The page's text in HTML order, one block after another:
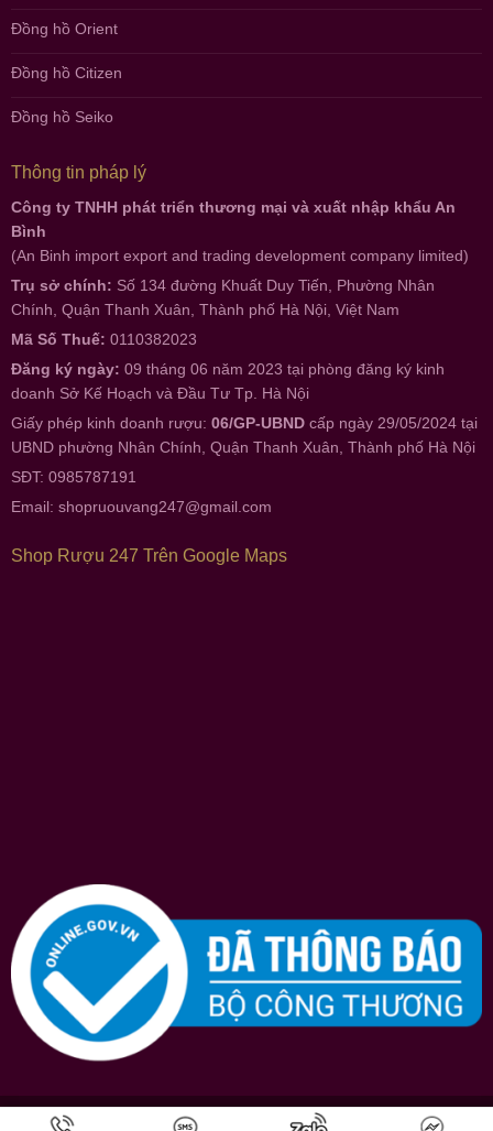
Đồng hồ Orient
Đồng hồ Citizen
Đồng hồ Seiko
Thông tin pháp lý
Công ty TNHH phát triển thương mại và xuất nhập khẩu An
Bình
(An Binh import export and trading development company limited)
Trụ sở chính: Số 134 đường Khuất Duy Tiến, Phường Nhân
Chính, Quận Thanh Xuân, Thành phố Hà Nội, Việt Nam
Mã Số Thuế: 0110382023
Đăng ký ngày: 09 tháng 06 năm 2023 tại phòng đăng ký kinh
doanh Sở Kế Hoạch và Đầu Tư Tp. Hà Nội
Giấy phép kinh doanh rượu: 06/GP-UBND cấp ngày 29/05/2024 tại
UBND phường Nhân Chính, Quận Thanh Xuân, Thành phố Hà Nội
SĐT: 0985787191
Email: shopruouvang247@gmail.com
Shop Rượu 247 Trên Google Maps
Bản quyền © 2026 Shopruou247.com
chúng tôi luôn nỗ lực hết mình vì sự